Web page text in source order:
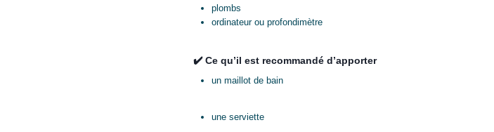
plombs
ordinateur ou profondimètre
✔️ Ce qu’il est recommandé d’apporter
un maillot de bain
une serviette